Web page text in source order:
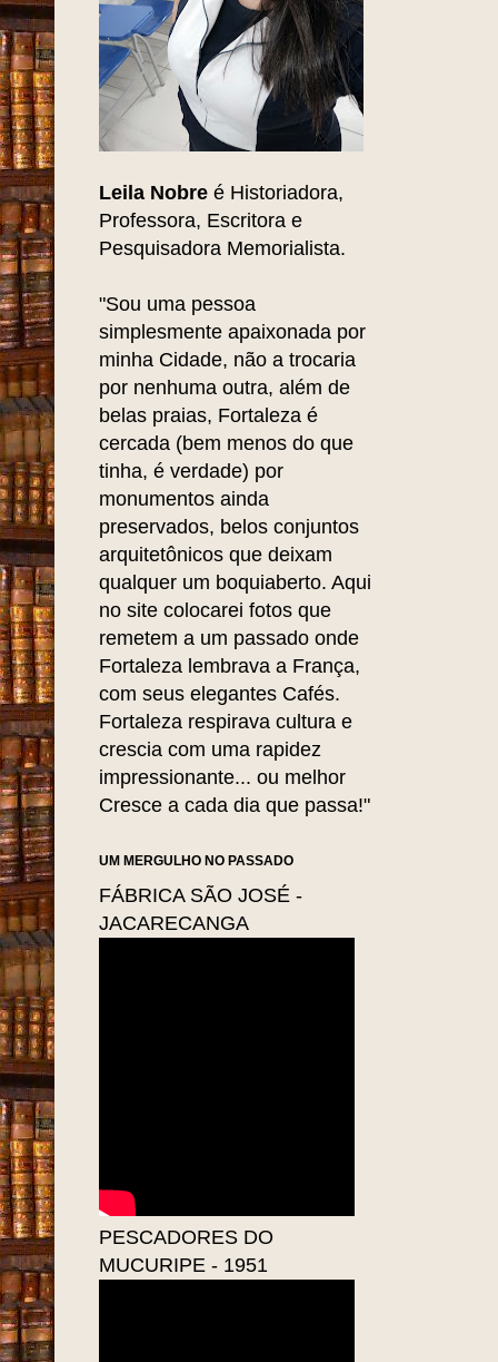
Leila Nobre é Historiadora,
Professora, Escritora e
Pesquisadora Memorialista.
"Sou uma pessoa
simplesmente apaixonada por
minha Cidade, não a trocaria
por nenhuma outra, além de
belas praias, Fortaleza é
cercada (bem menos do que
tinha, é verdade) por
monumentos ainda
preservados, belos conjuntos
arquitetônicos que deixam
qualquer um boquiaberto. Aqui
no site colocarei fotos que
remetem a um passado onde
Fortaleza lembrava a França,
com seus elegantes Cafés.
Fortaleza respirava cultura e
crescia com uma rapidez
impressionante... ou melhor
Cresce a cada dia que passa!"
UM MERGULHO NO PASSADO
FÁBRICA SÃO JOSÉ -
JACARECANGA
PESCADORES DO
MUCURIPE - 1951